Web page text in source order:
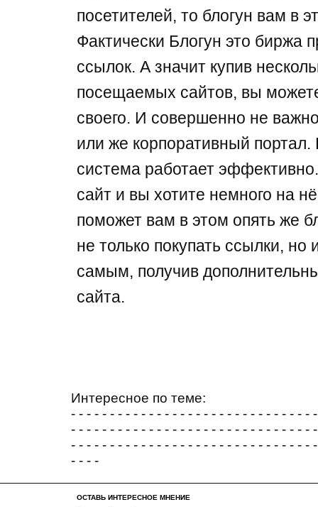
посетителей, то блогун вам в
Фактически Блогун это биржа
ссылок. А значит купив
посещаемых сайтов, вы
своего. И совершенно не
или же корпоративный портал.
система работает
сайт и вы хотите немного на
поможет вам в этом опять же
не только покупать ссылки, но
самым, получив
сайта.
Интересное по теме:
- - - - - - - - - - - - - - - - - - - - - - - - - - - - - - -
- - - - - - - - - - - - - - - - - - - - - - - - - - - - - - -
- - - - - - - - - - - - - - - - - - - - - - - - - - - - - - -
- - - -
ОСТАВЬ ИНТЕРЕСНОЕ МНЕНИЕ